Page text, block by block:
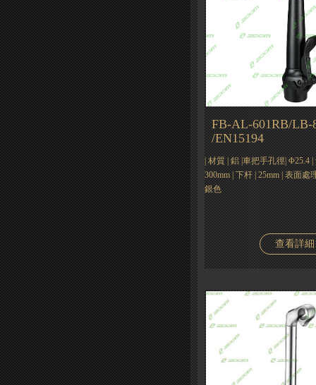
FB-AL-601RB/LB-
/EN15194
| 材質 | 鋁 |車把手孔徑| Φ25.4
300mm | 下杆 | 25mm | 表面
銀色
查看詳細